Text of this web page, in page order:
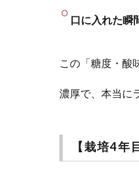
口に入れた瞬
この「糖度・酸
濃厚で、本当に
【栽培4年